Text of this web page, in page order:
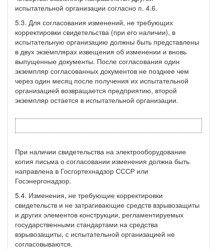
испытательной организации согласно п. 4.6.
5.3. Для согласования изменений, не требующих
корректировки свидетельства (при его наличии), в
испытательную организацию должны быть представлены
в двух экземплярах извещения об изменении и вновь
выпущенные документы. После согласования один
экземпляр согласованных документов не позднее чем
через один месяц после получения их испытательной
организацией возвращается предприятию, второй
экземпляр остается в испытательной организации.
При наличии свидетельства на электрооборудование
копия письма о согласовании изменения должна быть
направлена в Госгортехнадзор СССР или
Госэнергонадзор.
5.4. Изменения, не требующие корректировки
свидетельств и не затрагивающие средств взрывозащиты
и других элементов конструкции, регламентируемых
государственными стандартами на средства
взрывозащиты, с испытательной организацией не
согласовываются.